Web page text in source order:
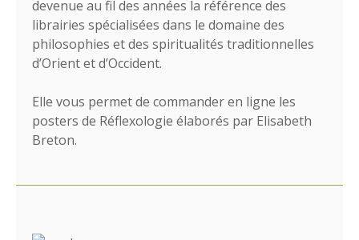
devenue au fil des années la référence des
librairies spécialisées dans le domaine des
philosophies et des spiritualités traditionnelles
d’Orient et d’Occident.
Elle vous permet de commander en ligne les
posters de Réflexologie élaborés par Elisabeth
Breton.